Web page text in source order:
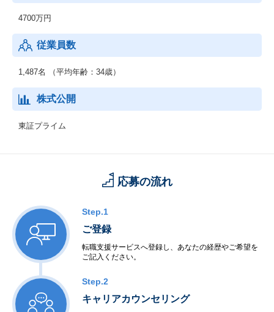
4700万円
従業員数
1,487名 （平均年齢：34歳）
株式公開
東証プライム
応募の流れ
Step.1
ご登録
転職支援サービスへ登録し、あなたの経歴やご希望を
ご記入ください。
Step.2
キャリアカウンセリング